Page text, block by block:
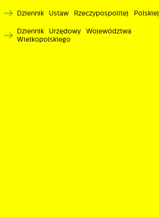
Dziennik Ustaw Rzeczypospolitej Polskiej
Dziennik Urzędowy Województwa
Wielkopolskiego